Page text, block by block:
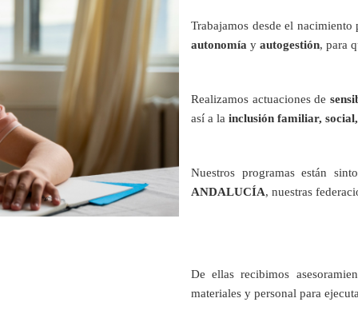
Trabajamos desde el
autonomía y autogestión, para
Realizamos actuaciones de
así a la inclusión familiar,
Nuestros programas están
ANDALUCÍA, nuestras
De ellas recibimos
materiales y personal para